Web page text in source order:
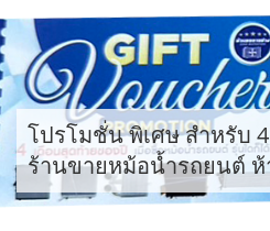
to
content
โปรโมชั่น พิเศษ สำหรับ
ร้านขายหม้อน้ำรถยนต์ ห้